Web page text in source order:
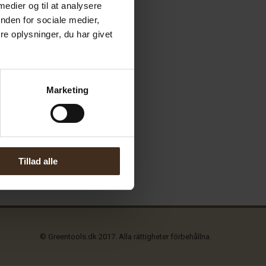
og til at analysere
for sociale medier,
oplysninger, du har givet
Marketing
Tillad alle
© Greentools.dk 2017. Alla rättigheter förbehållna.